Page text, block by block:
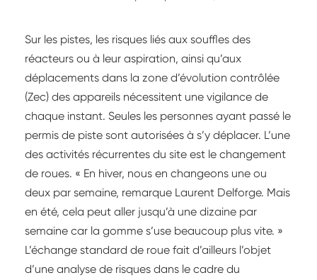
Sur les pistes, les risques liés aux souffles des
réacteurs ou à leur aspiration, ainsi qu’aux
déplacements dans la zone d’évolution contrôlée
(Zec) des appareils nécessitent une vigilance de
chaque instant. Seules les personnes ayant passé le
permis de piste sont autorisées à s’y déplacer. L’une
des activités récurrentes du site est le changement
de roues. « En hiver, nous en changeons une ou
deux par semaine, remarque Laurent Delforge. Mais
en été, cela peut aller jusqu’à une dizaine par
semaine car la gomme s’use beaucoup plus vite. »
L’échange standard de roue fait d’ailleurs l’objet
d’une analyse de risques dans le cadre du